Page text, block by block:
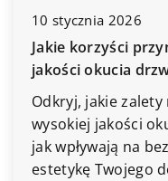
w wysokiej
ze sobą inwestycja w
Dowiedz się,
trwałość oraz
czy biura, a także jakie